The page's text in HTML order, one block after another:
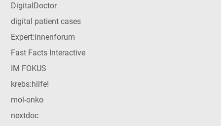
DigitalDoctor
digital patient cases
Expert:innenforum
Fast Facts Interactive
IM FOKUS
krebs:hilfe!
mol-onko
nextdoc